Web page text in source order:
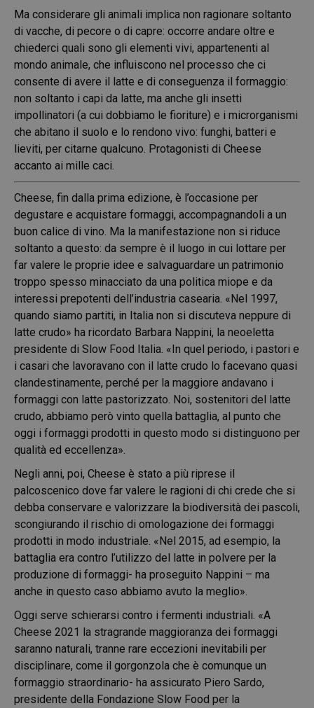
Ma considerare gli animali implica non ragionare soltanto
di vacche, di pecore o di capre: occorre andare oltre e
chiederci quali sono gli elementi vivi, appartenenti al
mondo animale, che influiscono nel processo che ci
consente di avere il latte e di conseguenza il formaggio:
non soltanto i capi da latte, ma anche gli insetti
impollinatori (a cui dobbiamo le fioriture) e i microrganismi
che abitano il suolo e lo rendono vivo: funghi, batteri e
lieviti, per citarne qualcuno. Protagonisti di Cheese
accanto ai mille caci.
Cheese, fin dalla prima edizione, è l’occasione per
degustare e acquistare formaggi, accompagnandoli a un
buon calice di vino. Ma la manifestazione non si riduce
soltanto a questo: da sempre è il luogo in cui lottare per
far valere le proprie idee e salvaguardare un patrimonio
troppo spesso minacciato da una politica miope e da
interessi prepotenti dell’industria casearia. «Nel 1997,
quando siamo partiti, in Italia non si discuteva neppure di
latte crudo» ha ricordato Barbara Nappini, la neoeletta
presidente di Slow Food Italia. «In quel periodo, i pastori e
i casari che lavoravano con il latte crudo lo facevano quasi
clandestinamente, perché per la maggiore andavano i
formaggi con latte pastorizzato. Noi, sostenitori del latte
crudo, abbiamo però vinto quella battaglia, al punto che
oggi i formaggi prodotti in questo modo si distinguono per
qualità ed eccellenza».
Negli anni, poi, Cheese è stato a più riprese il
palcoscenico dove far valere le ragioni di chi crede che si
debba conservare e valorizzare la biodiversità dei pascoli,
scongiurando il rischio di omologazione dei formaggi
prodotti in modo industriale. «Nel 2015, ad esempio, la
battaglia era contro l’utilizzo del latte in polvere per la
produzione di formaggi- ha proseguito Nappini – ma
anche in questo caso abbiamo avuto la meglio».
Oggi serve schierarsi contro i fermenti industriali. «A
Cheese 2021 la stragrande maggioranza dei formaggi
saranno naturali, tranne rare eccezioni inevitabili per
disciplinare, come il gorgonzola che è comunque un
formaggio straordinario- ha assicurato Piero Sardo,
presidente della Fondazione Slow Food per la